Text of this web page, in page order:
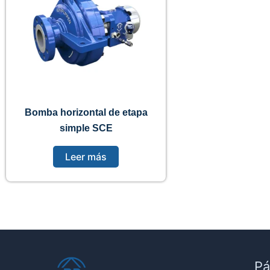
Bomba horizontal de etapa
simple SCE
Leer más